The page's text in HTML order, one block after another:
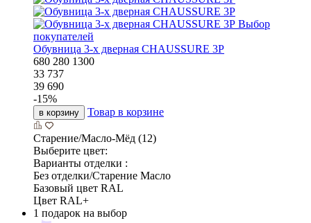
Выбор
покупателей
Обувница 3-х дверная CHAUSSURE 3P
680 280 1300
33 737
39 690
-15%
в корзину Товар в корзине
Старение/Масло-Мёд (12)
Выберите цвет:
Варианты отделки :
Без отделки/Старение Масло
Базовый цвет RAL
Цвет RAL+
1 подарок на выбор